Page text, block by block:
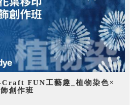
Craft FUN工藝趣_植物染色×
創作班